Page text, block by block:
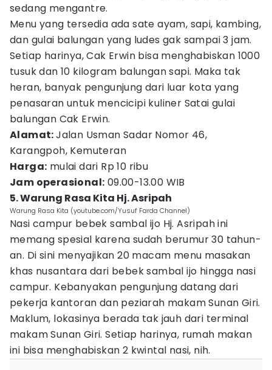
sedang mengantre.
Menu yang tersedia ada sate ayam, sapi, kambing,
dan gulai balungan yang ludes gak sampai 3 jam.
Setiap harinya, Cak Erwin bisa menghabiskan 1000
tusuk dan 10 kilogram balungan sapi. Maka tak
heran, banyak pengunjung dari luar kota yang
penasaran untuk mencicipi kuliner Satai gulai
balungan Cak Erwin.
Alamat:Jalan Usman Sadar Nomor 46,
Karangpoh, Kemuteran
Harga: mulai dari Rp 10 ribu
Jam operasional: 09.00-13.00 WIB
5. Warung Rasa Kita Hj. Asripah
Warung Rasa Kita (youtube.com/Yusuf Farda Channel)
Nasi campur bebek sambal ijo Hj. Asripah ini
memang spesial karena sudah berumur 30 tahun-
an. Di sini menyajikan 20 macam menu masakan
khas nusantara dari bebek sambal ijo hingga nasi
campur. Kebanyakan pengunjung datang dari
pekerja kantoran dan peziarah makam Sunan Giri.
Maklum, lokasinya berada tak jauh dari terminal
makam Sunan Giri. Setiap harinya, rumah makan
ini bisa menghabiskan 2 kwintal nasi, nih.